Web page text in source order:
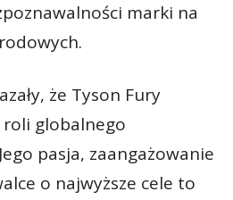
marki na
że Tyson Fury
globalnego
pasja, zaangażowanie
o najwyższe cele to